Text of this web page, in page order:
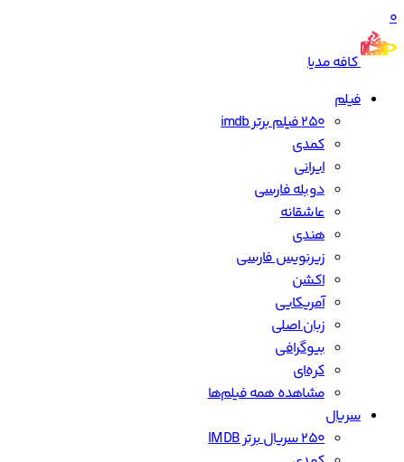
0
کافه مدیا
فیلم
250 فیلم برتر imdb
کمدی
ایرانی
دوبله فارسی
عاشقانه
هندی
زیرنویس فارسی
اکشن
آمریکایی
زبان اصلی
بیوگرافی
کره‌ای
مشاهده همه فیلم‌ها
سریال
۲۵۰ سریال برتر IMDB